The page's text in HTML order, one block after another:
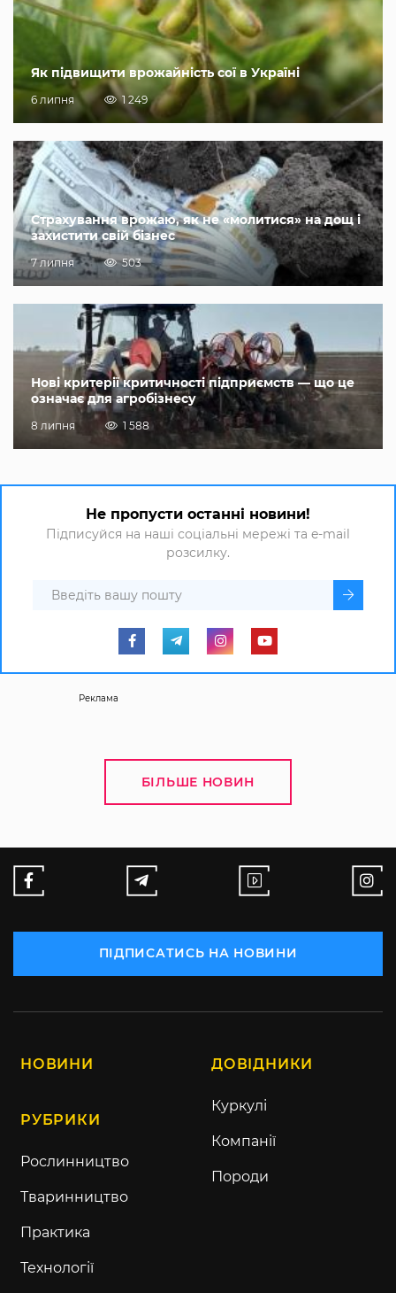
Як підвищити врожайність сої в Україні
6 липня 1 249
Страхування врожаю, як не «молитися» на дощ і
захистити свій бізнес
7 липня 503
Нові критерії критичності підприємств — що це
означає для агробізнесу
8 липня 1 588
Не пропусти останні новини!
Підписуйся на наші соціальні мережі та e-mail
розсилку.
Реклама
БІЛЬШЕ НОВИН
ПІДПИСАТИСЬ НА НОВИНИ
НОВИНИ
РУБРИКИ
Рослинництво
Тваринництво
Практика
Технології
ДОВІДНИКИ
Куркулі
Компанії
Породи